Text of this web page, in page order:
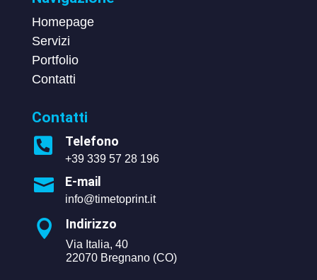
Homepage
Servizi
Portfolio
Contatti
Contatti
 Telefono
+39 339 57 28 196
 E-mail
info@timetoprint.it
 Indirizzo
Via Italia, 40
22070 Bregnano (CO)